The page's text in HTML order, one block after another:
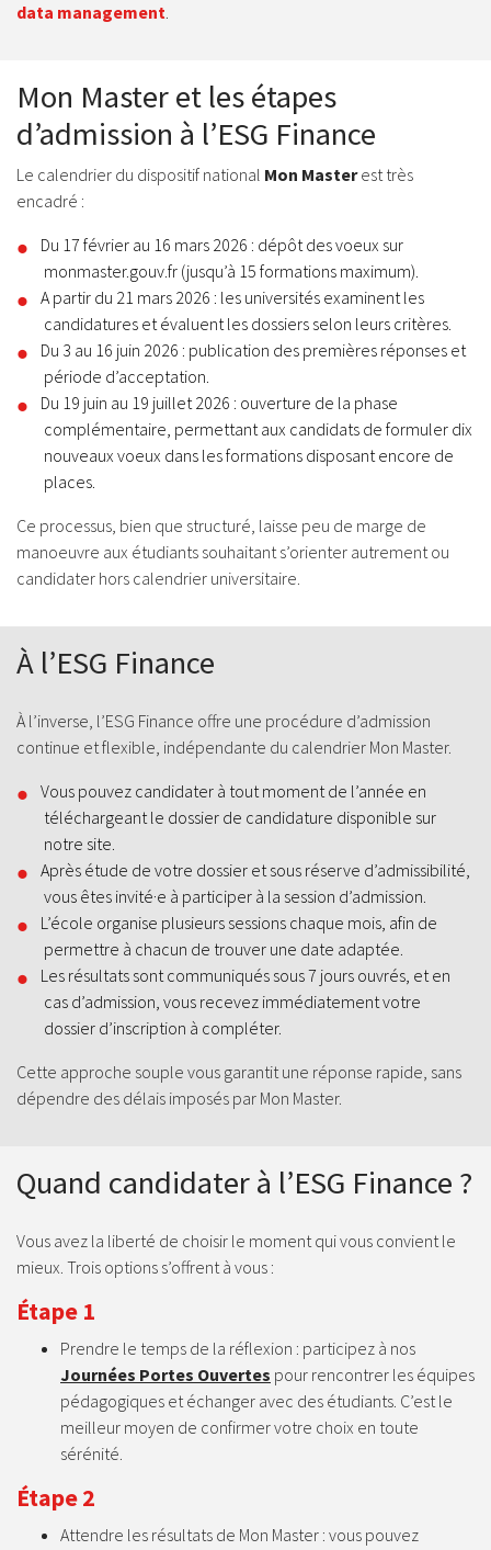
data management.
Mon Master et les étapes
d’admission à l’ESG Finance
Le calendrier du dispositif national Mon Masterest très
encadré :
Du 17 février au 16 mars 2026 : dépôt des voeux sur
monmaster.gouv.fr (jusqu’à 15 formations maximum).
A partir du 21 mars 2026 : les universités examinent les
candidatures et évaluent les dossiers selon leurs critères.
Du 3 au 16 juin 2026 : publication des premières réponses et
période d’acceptation.
Du 19 juin au 19 juillet 2026 : ouverture de la phase
complémentaire, permettant aux candidats de formuler dix
nouveaux voeux dans les formations disposant encore de
places.
Ce processus, bien que structuré, laisse peu de marge de
manoeuvre aux étudiants souhaitant s’orienter autrement ou
candidater hors calendrier universitaire.
À l’ESG Finance
À l’inverse, l’ESG Finance offre une procédure d’admission
continue et flexible, indépendante du calendrier Mon Master.
Vous pouvez candidater à tout moment de l’année en
téléchargeant le dossier de candidature disponible sur
notre site.
Après étude de votre dossier et sous réserve d’admissibilité,
vous êtes invité·e à participer à la session d’admission.
L’école organise plusieurs sessions chaque mois, afin de
permettre à chacun de trouver une date adaptée.
Les résultats sont communiqués sous 7 jours ouvrés, et en
cas d’admission, vous recevez immédiatement votre
dossier d’inscription à compléter.
Cette approche souple vous garantit une réponse rapide, sans
dépendre des délais imposés par Mon Master.
Quand candidater à l’ESG Finance ?
Vous avez la liberté de choisir le moment qui vous convient le
mieux. Trois options s’offrent à vous :
Étape 1
Prendre le temps de la réflexion : participez à nos
Journées Portes Ouvertes pour rencontrer les équipes
pédagogiques et échanger avec des étudiants. C’est le
meilleur moyen de confirmer votre choix en toute
sérénité.
Étape 2
Attendre les résultats de Mon Master : vous pouvez